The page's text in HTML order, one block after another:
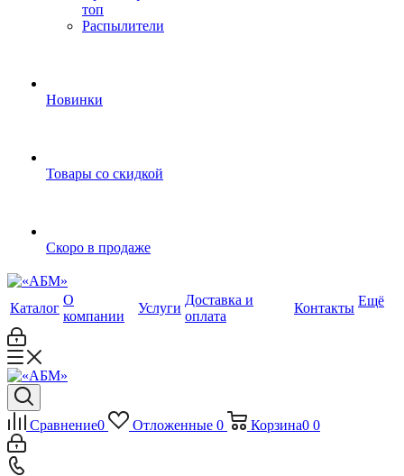
топ
Распылители
Новинки
Товары со скидкой
Скоро в продаже
Каталог
О
компании
Услуги
Доставка и
оплата
Контакты Ещё
Сравнение0 Отложенные 0 Корзина0 0